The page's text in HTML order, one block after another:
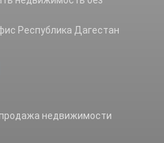
Республика Дагестан